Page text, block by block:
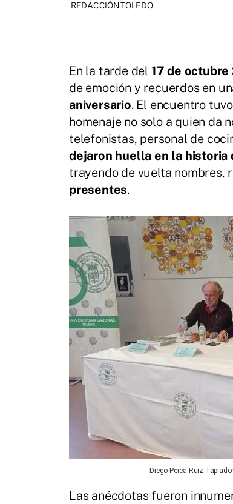
REDACCIÓN TOLEDO
En la tarde del 17 de
de emoción y recuerdos en
aniversario. El encuentro
homenaje no solo a quien da
telefonistas, personal de
dejaron huella en la historia
trayendo de vuelta nombres,
presentes.
Diego Perea Ruiz
Las anécdotas fueron